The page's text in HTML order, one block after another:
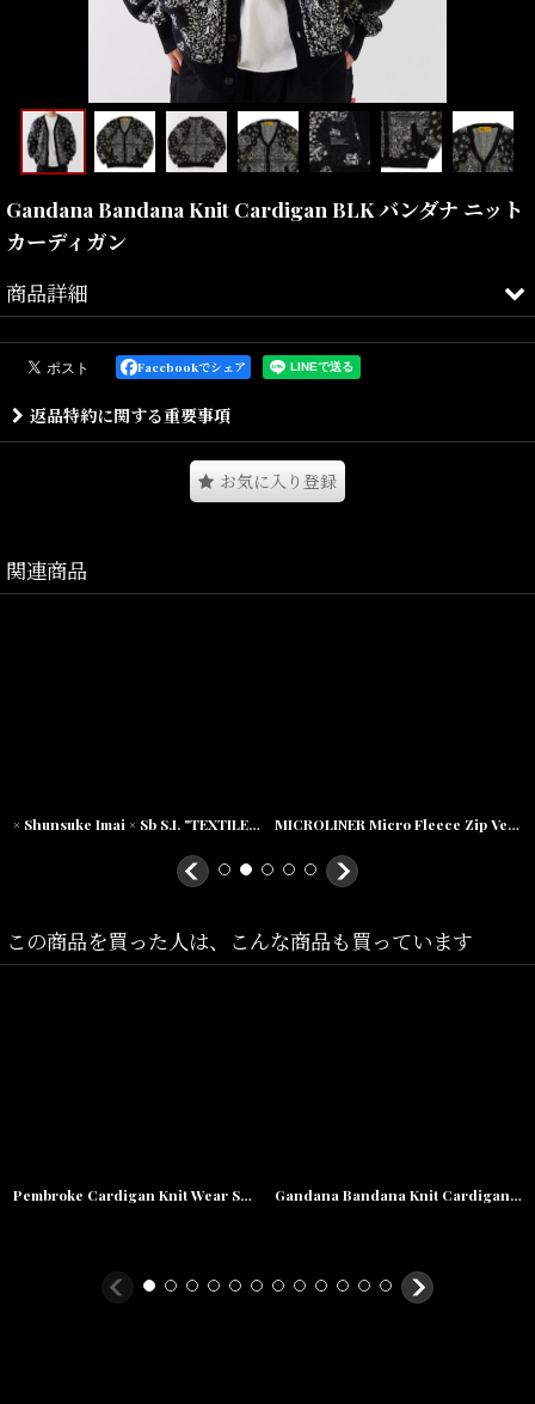
Gandana Bandana Knit Cardigan BLK バンダナ ニット
カーディガン
商品詳細
バンダナパターンをアレンジしたニットカーディガンは、
程よい伸び感と肩幅やアーム周りを大振りにすることにより、リラ
ックスシルエットを実現した1枚。
シンプルなデザインはシャツの上から羽織るも良し、インナーとし
てアクセントを効かせても面白い。
ポケット横のブランドネームも程よいアクセントに。
Jumbo(着丈:74.5cm,身幅:62cm,肩幅:61cm,袖丈:58.5cm)
Facebookでシェア
返品特約に関する重要事項
お気に入り登録
関連商品
× Shunsuke Imai × Sb S.I. "TEXTILE" Micro Fleece Reversible jacket ボア フリース マイクロ フリース リバーシブル ジャケット MICROLINER Micro Fleece Zip Vest マイクロ フリース ジップ ベスト
この商品を買った人は、こんな商品も買っています
Pembroke Cardigan Knit Wear Sweater Green ニット カーディガン セーター ラムウール Gandana Bandana Knit Cardigan NVY バンダナ ニット カーディガン